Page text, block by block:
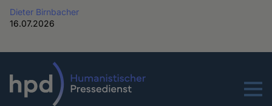
Dieter Birnbacher
16.07.2026
Menu